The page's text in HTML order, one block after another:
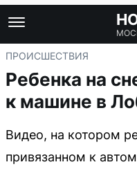
ПРОИСШЕСТВИЯ
Ребенка на
к машине в
Видео, на котором
привязанном к